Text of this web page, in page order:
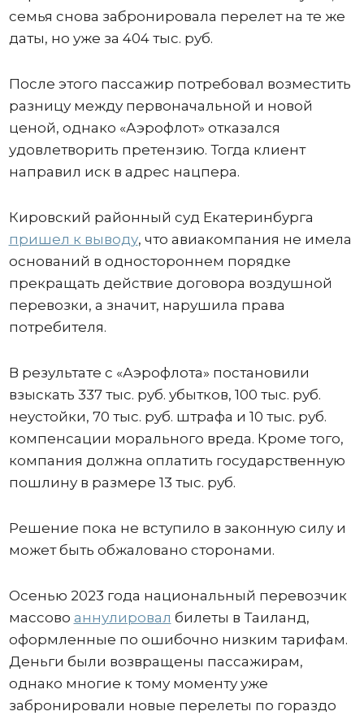
семья снова забронировала перелет на те же
даты, но уже за 404 тыс. руб.
После этого пассажир потребовал возместить
разницу между первоначальной и новой
ценой, однако «Аэрофлот» отказался
удовлетворить претензию. Тогда клиент
направил иск в адрес нацпера.
Кировский районный суд Екатеринбурга
пришел к выводу, что авиакомпания не имела
оснований в одностороннем порядке
прекращать действие договора воздушной
перевозки, а значит, нарушила права
потребителя.
В результате с «Аэрофлота» постановили
взыскать 337 тыс. руб. убытков, 100 тыс. руб.
неустойки, 70 тыс. руб. штрафа и 10 тыс. руб.
компенсации морального вреда. Кроме того,
компания должна оплатить государственную
пошлину в размере 13 тыс. руб.
Решение пока не вступило в законную силу и
может быть обжаловано сторонами.
Осенью 2023 года национальный перевозчик
массово аннулировал билеты в Таиланд,
оформленные по ошибочно низким тарифам.
Деньги были возвращены пассажирам,
однако многие к тому моменту уже
забронировали новые перелеты по гораздо